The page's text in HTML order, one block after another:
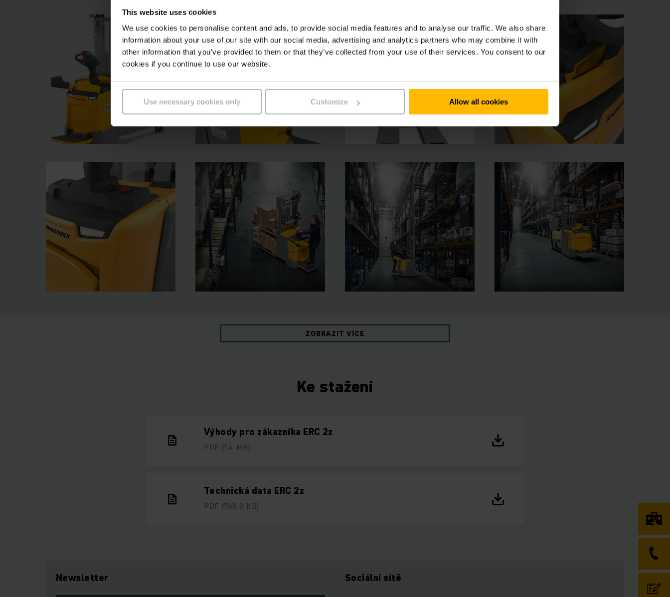
This website uses cookies
We use cookies to personalise content and ads, to provide social media features and to analyse our traffic. We also share
information about your use of our site with our social media, advertising and analytics partners who may combine it with
other information that you’ve provided to them or that they’ve collected from your use of their services. You consent to our
cookies if you continue to use our website.
Use necessary cookies only Customize Allow all cookies
ZOBRAZIT VÍCE
Ke stažení
Výhody pro zákazníka ERC 2z
PDF (1,4 MB)
Technická data ERC 2z
PDF (768,8 KB)
Newsletter Sociální sítě